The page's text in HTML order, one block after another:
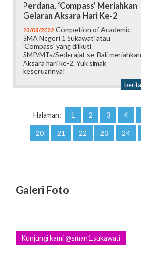
Perdana, ‘Compass’ Meriahkan
Gelaran Aksara Hari Ke-2
23/08/2022 Competion of Academic
SMA Negeri 1 Sukawati atau
'Compass' yang diikuti
SMP/MTs/Sederajat se-Bali meriahkan
Aksara hari ke-2. Yuk simak
keseruannya!
berita
Halaman: 1 2 3 4
20 21 22 23 24
Galeri Foto
Kunjungi kami @sman1.sukawati